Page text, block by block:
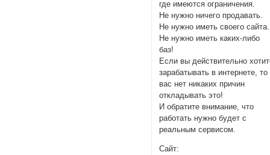
где имеются ограничения.
Не нужно ничего продавать.
Не нужно иметь своего сайта.
Не нужно иметь каких-либо
баз!
Если вы действительно
зарабатывать в интернете, то
вас нет никаких причин
откладывать это!
И обратите внимание, что
работать нужно будет с
реальным сервисом.
Сайт: